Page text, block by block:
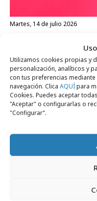
Utilizamos cookies propias y
personalización, analíticos y
con tus preferencias
navegación. Clica AQUÍpara
Cookies. Puedes aceptar
"Aceptar" o configurarlas o
"Configurar".
martes, 14 de julio 2026
de Mahou San
Empresas y Negocios